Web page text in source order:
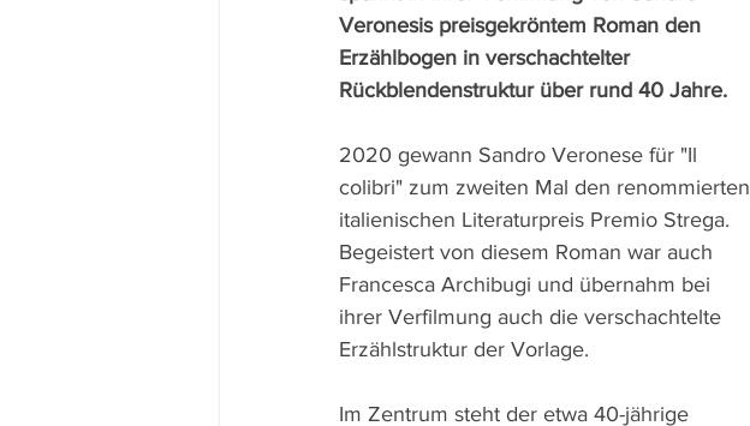
Veronesis preisgekröntem Roman den
Erzählbogen in verschachtelter
Rückblendenstruktur über rund 40 Jahre.
2020 gewann Sandro Veronese für "Il
colibri" zum zweiten Mal den renommierten
italienischen Literaturpreis Premio Strega.
Begeistert von diesem Roman war auch
Francesca Archibugi und übernahm bei
ihrer Verfilmung auch die verschachtelte
Erzählstruktur der Vorlage.
Im Zentrum steht der etwa 40-jährige